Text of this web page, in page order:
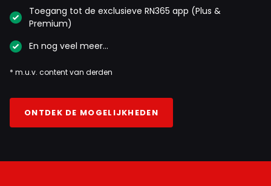
Toegang tot de exclusieve RN365 app (Plus &
Premium)
En nog veel meer…
* m.u.v. content van derden
ONTDEK DE MOGELIJKHEDEN